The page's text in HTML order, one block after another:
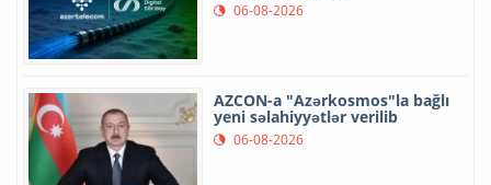
06-08-2026
AZCON-a "Azərkosmos"la bağlı
yeni səlahiyyətlər verilib
06-08-2026